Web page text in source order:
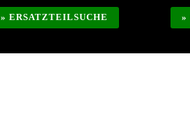
» ERSATZTEILSUCHE »